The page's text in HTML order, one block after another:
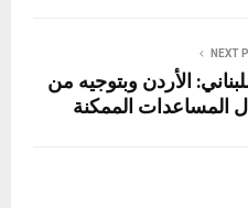
NEXT
الأردن وبتوجيه من
المساعدات الممكنة